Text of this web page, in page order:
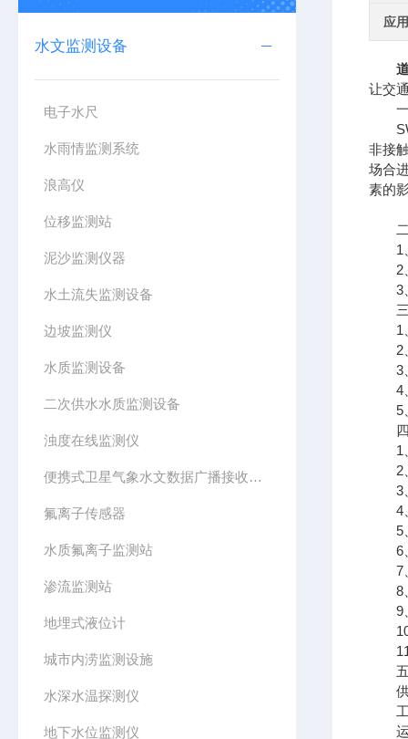
水文监测设备
电子水尺
水雨情监测系统
浪高仪
位移监测站
泥沙监测仪器
水土流失监测设备
边坡监测仪
水质监测设备
二次供水水质监测设备
浊度在线监测仪
便携式卫星气象水文数据广播接收设备
氟离子传感器
水质氟离子监测站
渗流监测站
地埋式液位计
城市内涝监测设施
水深水温探测仪
地下水位监测仪
应
让交
一
非接
场合
素的
二
1、
2、
3、
三
1、
2、
3、
4、
5、
四
1、
2、
3、
4、
5、
6、
7、
8、
9、
10
11
五
供
工
运